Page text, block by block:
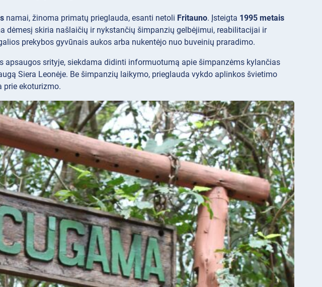
namai, žinoma primatų prieglauda, esanti netoli Fritauno. Įsteigta 1995 metais
dėmesį skiria našlaičių ir nykstančių šimpanzių gelbėjimui, reabilitacijai ir
prekybos gyvūnais aukos arba nukentėjo nuo buveinių praradimo.
srityje, siekdama didinti informuotumą apie šimpanzėms kylančias
Siera Leonėje. Be šimpanzių laikymo, prieglauda vykdo aplinkos švietimo
prie ekoturizmo.